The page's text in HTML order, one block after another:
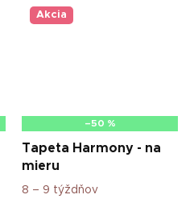
Akcia
–50 %
Tapeta Harmony - na
mieru
8 – 9 týždňov